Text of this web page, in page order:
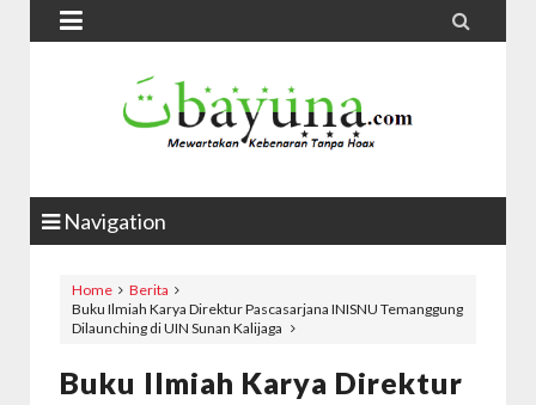
 
Navigation
Home
Berita
Buku Ilmiah Karya Direktur Pascasarjana INISNU Temanggung
Dilaunching di UIN Sunan Kalijaga
Buku Ilmiah Karya Direktur